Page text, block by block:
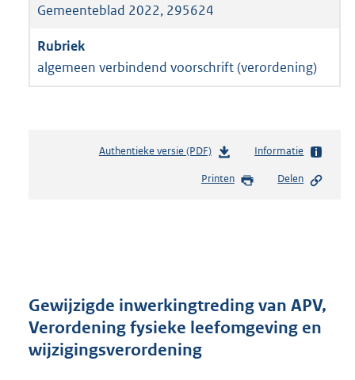
Gemeenteblad 2022, 295624
algemeen verbindend voorschrift (verordening)
Authentieke versie (PDF)b
s
r
o
Informatie
Printen Delen
Gewijzigde inwerkingtreding van APV,
Verordening fysieke leefomgeving en
wijzigingsverordening